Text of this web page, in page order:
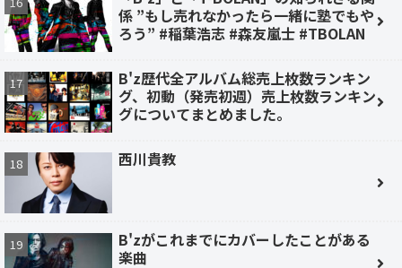
係 ”もし売れなかったら一緒に塾でもや
ろう” #稲葉浩志 #森友嵐士 #TBOLAN
B'z歴代全アルバム総売上枚数ランキン
グ、初動（発売初週）売上枚数ランキン
グについてまとめました。
西川貴教
B'zがこれまでにカバーしたことがある
楽曲